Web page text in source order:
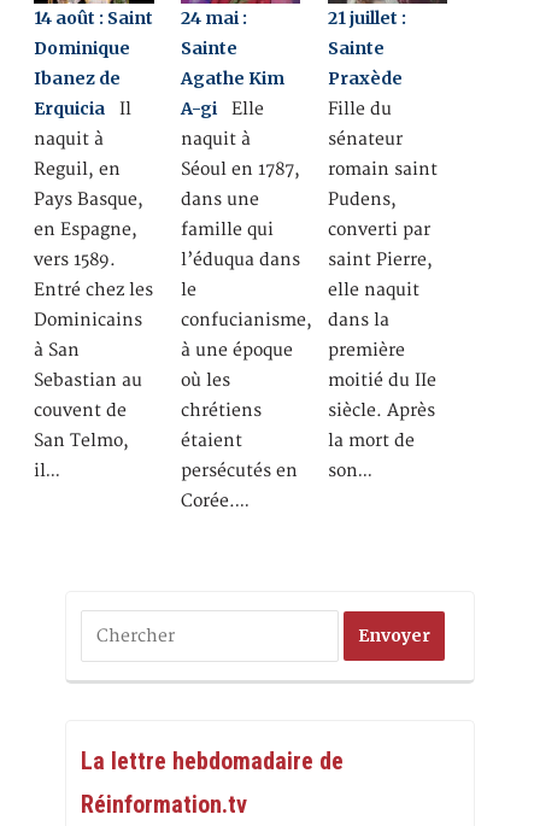
14 août : Saint
Dominique
Ibanez de
Erquicia Il
naquit à
Reguil, en
Pays Basque,
en Espagne,
vers 1589.
Entré chez les
Dominicains
à San
Sebastian au
couvent de
San Telmo,
il…
24 mai :
Sainte
Agathe Kim
A-gi Elle
naquit à
Séoul en 1787,
dans une
famille qui
l’éduqua dans
le
confucianisme,
à une époque
où les
chrétiens
étaient
persécutés en
Corée.…
21 juillet :
Sainte
Praxède
Fille du
sénateur
romain saint
Pudens,
converti par
saint Pierre,
elle naquit
dans la
première
moitié du IIe
siècle. Après
la mort de
son…
La lettre hebdomadaire de
Réinformation.tv